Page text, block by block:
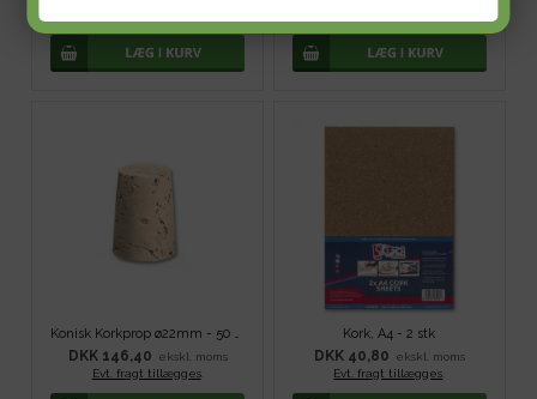
DKK 146,40
ekskl. moms
Evt. fragt tillægges.
Kork, A4 - 2 stk
DKK 40,80
ekskl. moms
Evt. fragt tillægges